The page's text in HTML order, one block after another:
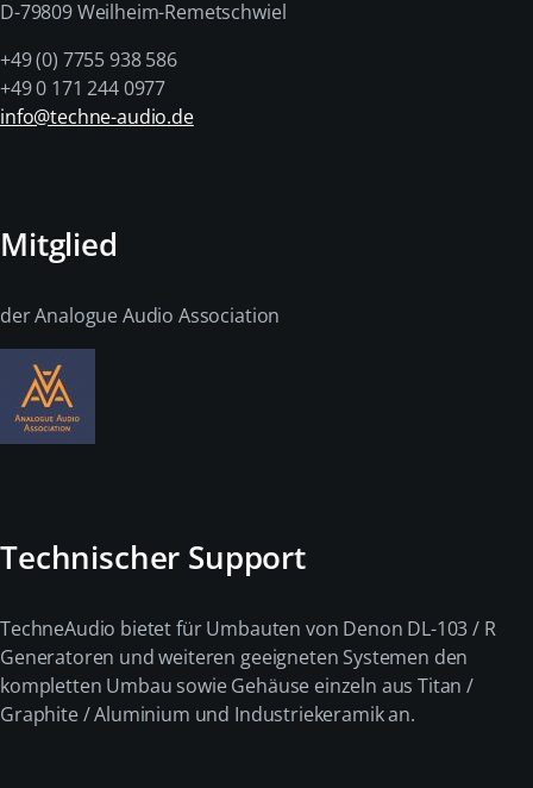
D-79809 Weilheim-Remetschwiel
+49 (0) 7755 938 586
+49 0 171 244 0977
info@techne-audio.de
Mitglied
der Analogue Audio Association
Technischer Support
TechneAudio bietet für Umbauten von Denon DL-103 / R
Generatoren und weiteren geeigneten Systemen den
kompletten Umbau sowie Gehäuse einzeln aus Titan /
Graphite / Aluminium und Industriekeramik an.